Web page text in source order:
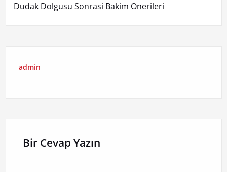
Dudak Dolgusu Sonrasi Bakim Onerileri
admin
Bir Cevap Yazın